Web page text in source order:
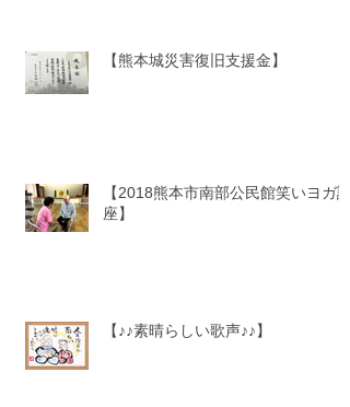
【熊本城災害復旧支援金】
【2018熊本市南部公民館笑いヨガ講
座】
【♪♪素晴らしい歌声♪♪】